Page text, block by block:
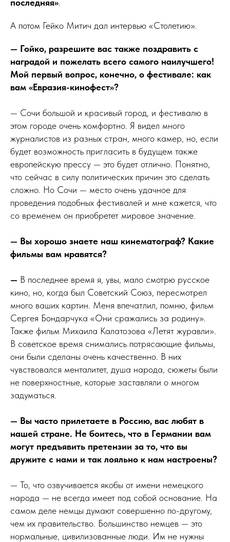
последняя»
А потом Гейко Митич дал интервью «Столетию».
— Гойко, разрешите вас также поздравить с
наградой и пожелать всего самого наилучшего!
Мой первый вопрос, конечно, о фестивале: как
вам «Евразия-кинофест»?
— Сочи большой и красивый город, и фестивалю в
этом городе очень комфортно. Я видел много
журналистов из разных стран, много камер, но, если
будет возможность пригласить в будущем также
европейскую прессу — это будет отлично. Понятно,
что сейчас в силу политических причин это сделать
сложно. Но Сочи — место очень удачное для
проведения подобных фестивалей и мне кажется, что
со временем он приобретет мировое значение.
— Вы хорошо знаете наш кинематограф? Какие
фильмы вам нравятся?
— В последнее время я, увы, мало смотрю русское
кино, но, когда был Советский Союз, пересмотрел
много ваших картин. Меня впечатлил, помню, фильм
Сергея Бондарчука «Они сражались за родину».
Также фильм Михаила Калатозова «Летят журавли».
В советское время снимались потрясающие фильмы,
они были сделаны очень качественно. В них
чувствовался менталитет, душа народа, сюжеты были
не поверхностные, которые заставляли о многом
задуматься.
— Вы часто прилетаете в Россию, вас любят в
нашей стране. Не боитесь, что в Германии вам
могут предъявить претензии за то, что вы
дружите с нами и так лояльно к нам настроены?
— То, что озвучивается якобы от имени немецкого
народа — не всегда имеет под собой основание. На
самом деле немцы думают совершенно по-другому,
чем их правительство. Большинство немцев — это
нормальные, цивилизованные люди. Им не нужны